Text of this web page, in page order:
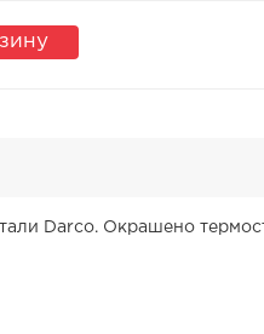
Darco. Окрашено